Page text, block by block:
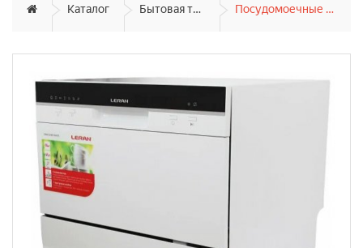
Каталог Бытовая техника Посудомоечные машины